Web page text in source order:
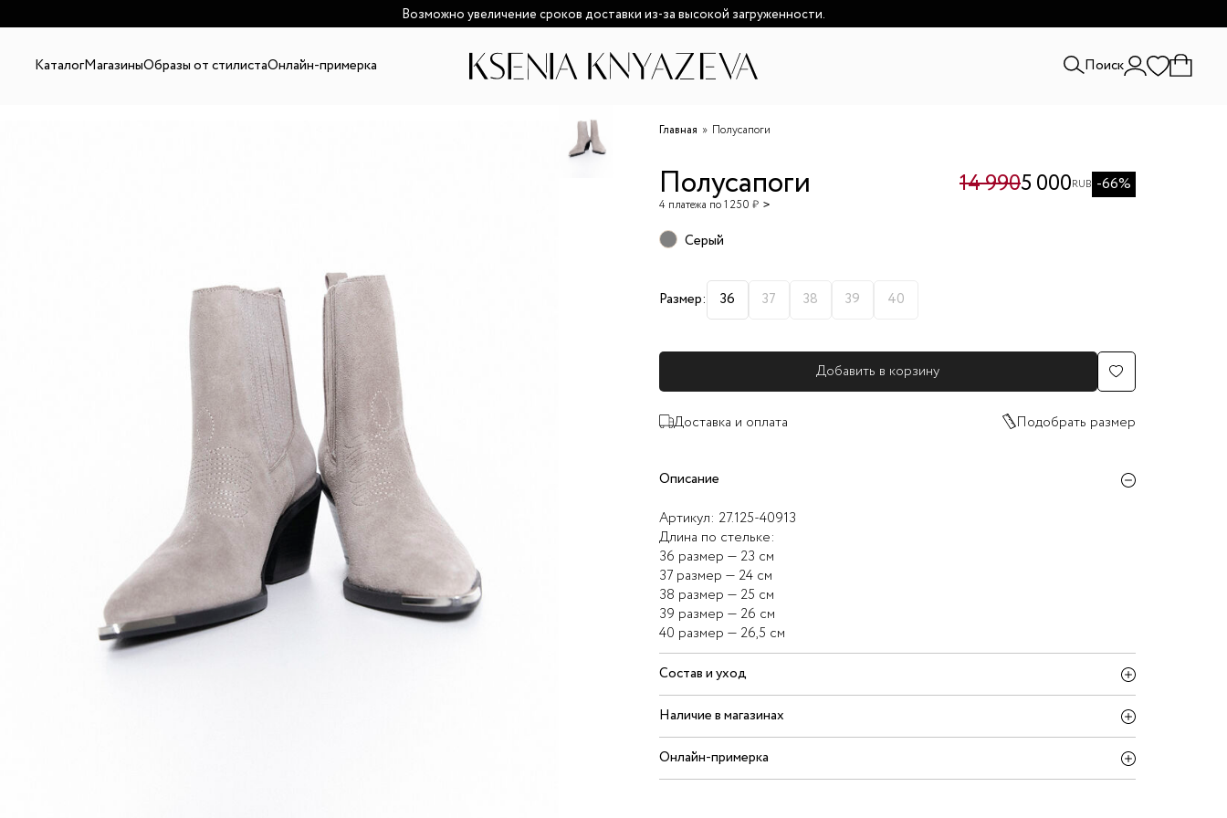
Возможно увеличение сроков доставки из-за высокой загруженности.
КаталогМагазиныОбразы от стилистаОнлайн-примерка Поиск
Главная Полусапоги
Полусапоги
4 платежа по 1 250 ₽
14 9905 000RUB -66%
Серый
Размер: 36 37 38 39 40
Добавить в корзину
Доставка и оплата Подобрать размер
Описание
Артикул: 27.125-40913
Длина по стельке:
36 размер — 23 см
37 размер — 24 см
38 размер — 25 см
39 размер — 26 см
40 размер — 26,5 см
Состав и уход
Наличие в магазинах
Онлайн-примерка